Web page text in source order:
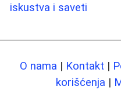
iskustva i saveti
O nama | Kontakt |
korišćenja |